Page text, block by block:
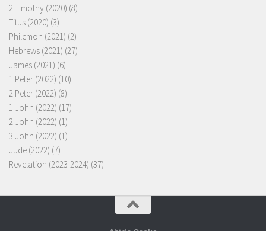
2 Timothy (2020) (8)
Titus (2020) (3)
Philemon (2021) (2)
Hebrews (2021) (27)
James (2021) (6)
1 Peter (2022) (10)
2 Peter (2022) (8)
1 John (2022) (17)
2 John (2022) (1)
3 John (2022) (1)
Jude (2022) (7)
Revelation (2023-2024) (37)